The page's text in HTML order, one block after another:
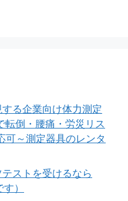
る企業向け体力測定
転倒・腰痛・労災リス
可～測定器具のレンタ
ストを受けるなら
）